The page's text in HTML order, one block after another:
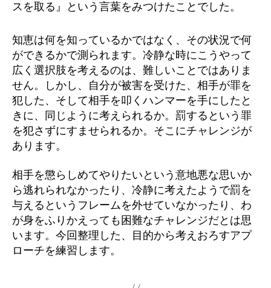
スを取る』という言葉をみつけたことでした。
知恵は何を知っているかではなく、その状況で何
ができるかで測られます。冷静な時にこうやって
広く選択肢を考えるのは、難しいことではありま
せん。しかし、自分が被害を受けた、相手が罪を
犯した、そして相手を叩くハンマーを手にしたと
きに、同じように考えられるか。罰するという罪
を犯さずにすませられるか。そこにチャレンジが
あります。
相手を懲らしめてやりたいという意地悪な思いか
ら逃れられなかったり、冷静に考えたようで罰を
与えるというフレームを外せていなかったり、わ
が身をふりかえっても困難なチャレンジだとは思
います。今回整理した、目的から考えおろすアプ
ローチを練習します。